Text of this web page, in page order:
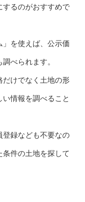
するのがおすすめで
」を使えば、公示価
べられます。
だけでなく土地の形
情報を調べること
登録なども不要なの
件の土地を探して